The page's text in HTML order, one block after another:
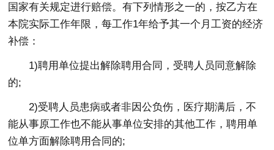
国家有关规定进行赔偿。有下列情形之一的，按乙方在
本院实际工作年限，每工作1年给予其一个月工资的经济
补偿：
1)聘用单位提出解除聘用合同，受聘人员同意解除
的;
2)受聘人员患病或者非因公负伤，医疗期满后，不
能从事原工作也不能从事单位安排的其他工作，聘用单
位单方面解除聘用合同的;